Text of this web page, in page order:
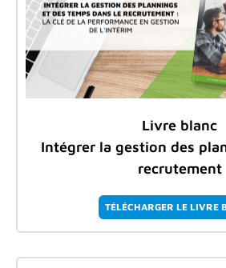
Livre blanc
Intégrer la gestion des
recrutement
TÉLÉCHARGER LE LIVRE